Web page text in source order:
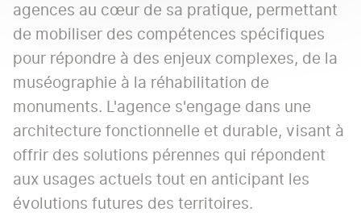
agences au cœur de sa pratique, permettant
de mobiliser des compétences spécifiques
pour répondre à des enjeux complexes, de la
muséographie à la réhabilitation de
monuments. L'agence s'engage dans une
architecture fonctionnelle et durable, visant à
offrir des solutions pérennes qui répondent
aux usages actuels tout en anticipant les
évolutions futures des territoires.